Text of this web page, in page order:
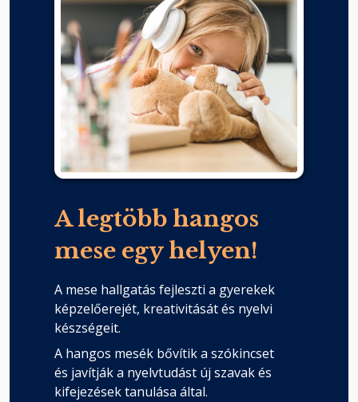
A legtöbb hangos
mese egy helyen!
A mese hallgatás fejleszti a gyerekek
képzelőerejét, kreativitását és nyelvi
készségeit.
A hangos mesék bővítik a szókincset
és javítják a nyelvtudást új szavak és
kifejezések tanulása által.